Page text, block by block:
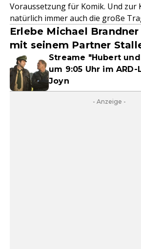
Voraussetzung für Komik. Und zur
natürlich immer auch die große
Erlebe Michael
mit seinem Partner
Streame "Hubert
um 9:05 Uhr im
Joyn
- Anzeige -